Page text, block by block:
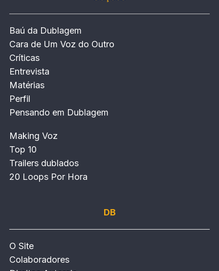
Baú da Dublagem
Cara de Um Voz do Outro
Críticas
Entrevista
Matérias
Perfil
Pensando em Dublagem
Making Voz
Top 10
Trailers dublados
20 Loops Por Hora
DB
O Site
Colaboradores